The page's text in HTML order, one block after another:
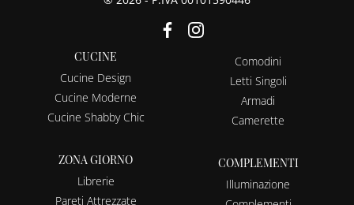
CUCINE
Cucine Design
Cucine Moderne
Cucine Shabby Chic
ZONA GIORNO
Librerie
Pareti Attrezzate
Comodini
Letti Singoli
Armadi
Camerette
COMPLEMENTI
Illuminazione